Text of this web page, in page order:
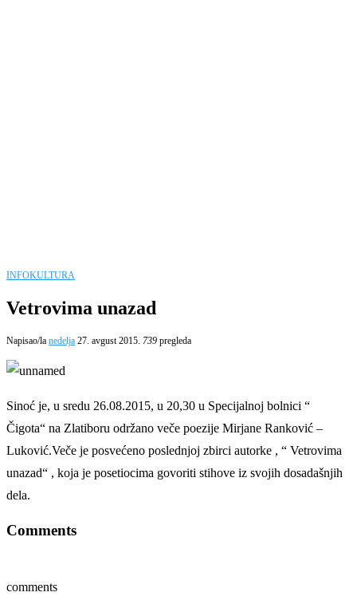
INFOKULTURA
Vetrovima unazad
Napisao/la nedelja 27. avgust 2015. 739 pregleda
Sinoć je, u sredu 26.08.2015, u 20,30 u Specijalnoj bolnici “
Čigota“ na Zlatiboru održano veče poezije Mirjane Ranković –
Luković.Veče je posvećeno poslednjoj zbirci autorke , “ Vetrovima
unazad“ , koja je posetiocima govoriti stihove iz svojih dosadašnjih
dela.
Comments
comments